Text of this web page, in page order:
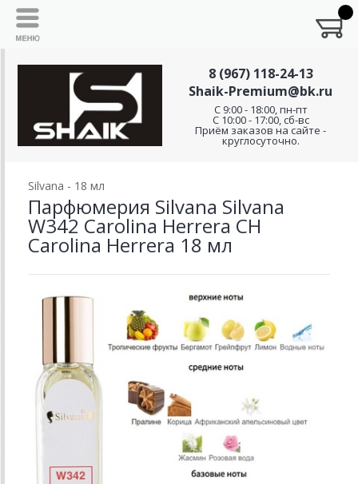
8 (967) 118-24-13
Shaik-Premium@bk.ru
C 9:00 - 18:00, пн-пт
С 10:00 - 17:00, сб-вс
Приём заказов на сайте -
круглосуточно.
Silvana - 18 мл
Парфюмерия Silvana Silvana
W342 Carolina Herrera CH
Carolina Herrera 18 мл